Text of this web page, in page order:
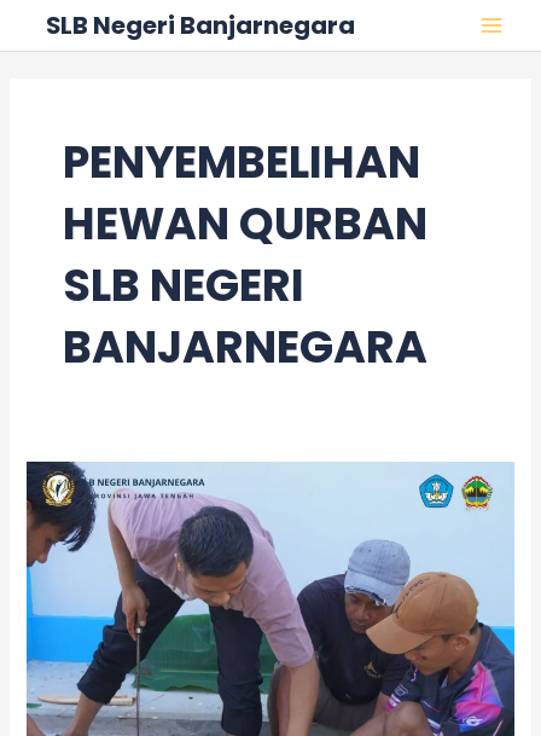
SLB Negeri Banjarnegara
PENYEMBELIHAN
HEWAN QURBAN
SLB NEGERI
BANJARNEGARA
Wujud
Kepedulian
dan
Kebersamaan
dalam
Iduladha
H